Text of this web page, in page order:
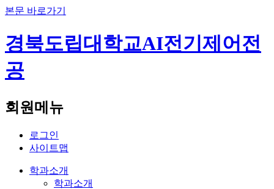
본문 바로가기
경북도립대학교AI전기제어전
공
회원메뉴
로그인
사이트맵
학과소개
학과소개